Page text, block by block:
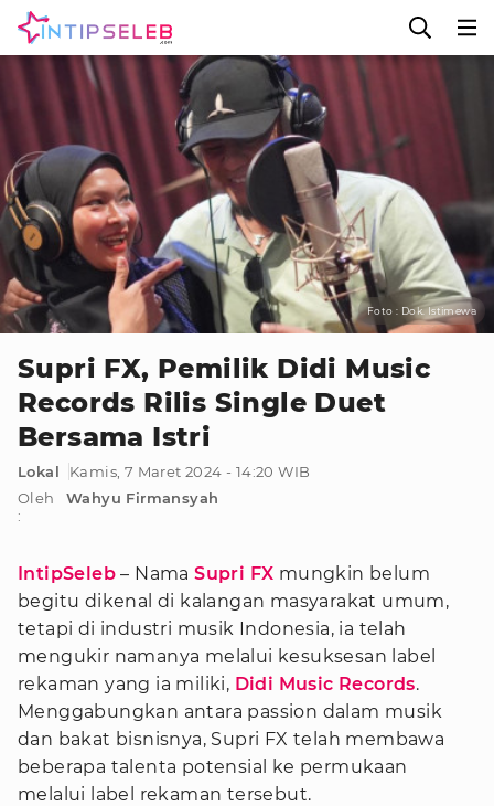
Foto : Dok. Istimewa
Supri FX, Pemilik Didi Music
Records Rilis Single Duet
Bersama Istri
Lokal
Kamis, 7 Maret 2024 - 14:20 WIB
Oleh
:
Wahyu Firmansyah
IntipSeleb – NamaSupri FX mungkin belum
begitu dikenal di kalangan masyarakat umum,
tetapi di industri musik Indonesia, ia telah
mengukir namanya melalui kesuksesan label
rekaman yang ia miliki, Didi Music Records.
Menggabungkan antara passion dalam musik
dan bakat bisnisnya, Supri FX telah membawa
beberapa talenta potensial ke permukaan
melalui label rekaman tersebut.